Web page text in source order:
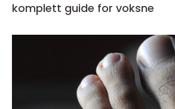
komplett guide for voksne